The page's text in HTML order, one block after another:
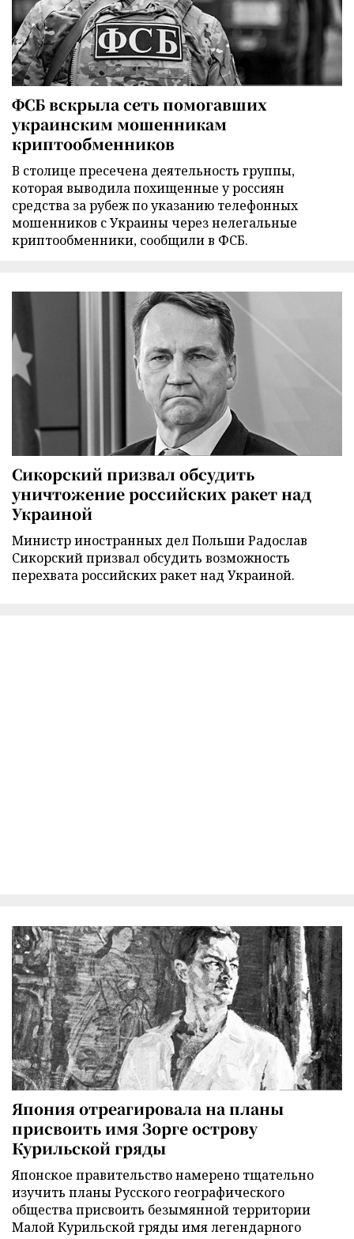
ФСБ вскрыла сеть помогавших
украинским мошенникам
криптообменников
В столице пресечена деятельность группы,
которая выводила похищенные у россиян
средства за рубеж по указанию телефонных
мошенников с Украины через нелегальные
криптообменники, сообщили в ФСБ.
Сикорский призвал обсудить
уничтожение российских ракет над
Украиной
Министр иностранных дел Польши Радослав
Сикорский призвал обсудить возможность
перехвата российских ракет над Украиной.
Япония отреагировала на планы
присвоить имя Зорге острову
Курильской гряды
Японское правительство намерено тщательно
изучить планы Русского географического
общества присвоить безымянной территории
Малой Курильской гряды имя легендарного